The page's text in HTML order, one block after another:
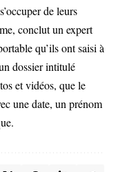
de leurs
conclut un expert
qu’ils ont saisi à
dossier intitulé
et vidéos, que le
une date, un prénom